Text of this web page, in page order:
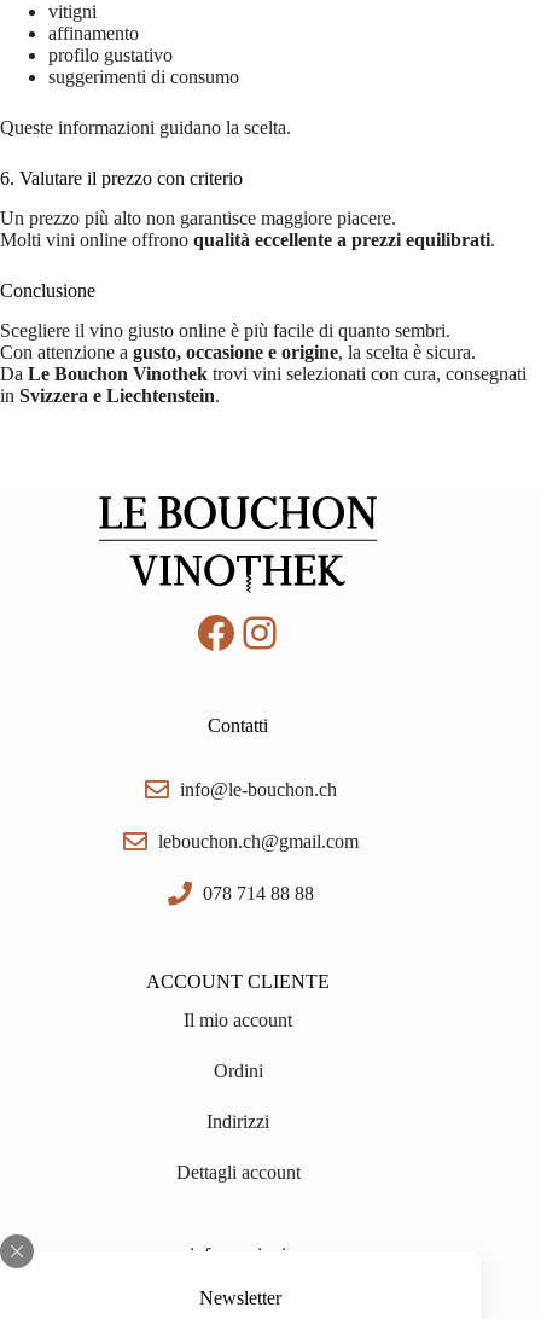
Newsletter
vitigni
affinamento
profilo gustativo
suggerimenti di consumo
Queste informazioni guidano la scelta.
6. Valutare il prezzo con criterio
Un prezzo più alto non garantisce maggiore piacere.
Molti vini online offrono qualità eccellente a prezzi equilibrati.
Conclusione
Scegliere il vino giusto online è più facile di quanto sembri.
Con attenzione a gusto, occasione e origine, la scelta è sicura.
Da Le Bouchon Vinothek trovi vini selezionati con cura, consegnati
in Svizzera e Liechtenstein.
Facebook
Instagram
Contatti
info@le-bouchon.ch
lebouchon.ch@gmail.com
078 714 88 88
ACCOUNT CLIENTE
Il mio account
Ordini
Indirizzi
Dettagli account
informazioni
Chi siamo